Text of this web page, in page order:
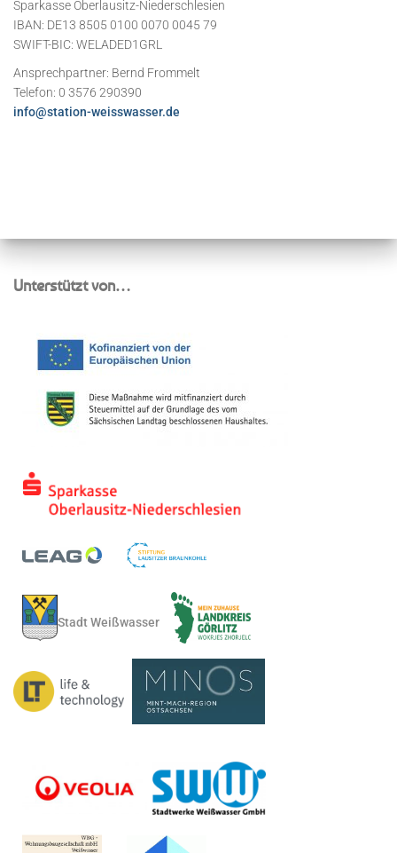
Sparkasse Oberlausitz-Niederschlesien
IBAN: DE13 8505 0100 0070 0045 79
SWIFT-BIC: WELADED1GRL
Ansprechpartner: Bernd Frommelt
Telefon: 0 3576 290390
info@station-weisswasser.de
Unterstützt von…
Stadt Weißwasser